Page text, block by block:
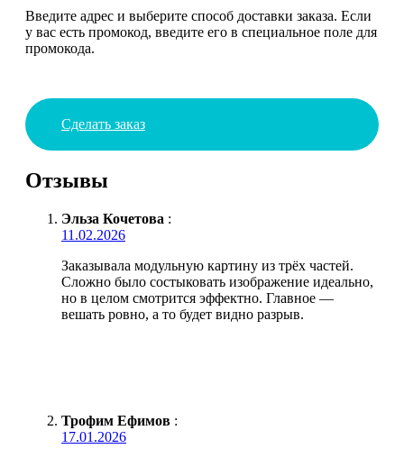
Введите адрес и выберите способ доставки заказа. Если
у вас есть промокод, введите его в специальное поле для
промокода.
Сделать заказ
Отзывы
Эльза Кочетова :
11.02.2026
Заказывала модульную картину из трёх частей.
Сложно было состыковать изображение идеально,
но в целом смотрится эффектно. Главное —
вешать ровно, а то будет видно разрыв.
Трофим Ефимов :
17.01.2026